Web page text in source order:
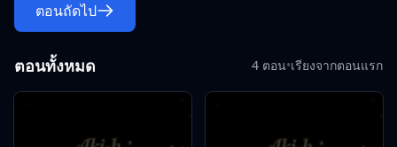
ตอนถัดไป
ตอนทั้งหมด 4 ตอน•เรียงจากตอนแรก